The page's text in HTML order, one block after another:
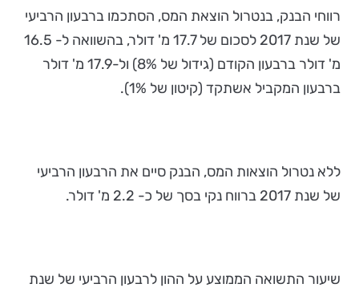
רווחי הבנק, בנטרול הוצאת המס, הסתכמו ברבעון הרביעי
מ' דולר ברבעון הקודם (גידול של 8%) ול-17.9 מ' דולר
ברבעון המקביל אשתקד (קיטון של 1%).
ללא נטרול הוצאות המס, הבנק סיים את הרבעון הרביעי
של שנת 2017 ברווח נקי בסך של כ- 2.2 מ' דולר.
שיעור התשואה הממוצע על ההון לרבעון הרביעי של שנת